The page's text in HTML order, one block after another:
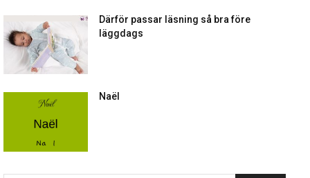
Därför passar läsning så bra före
läggdags
Naël